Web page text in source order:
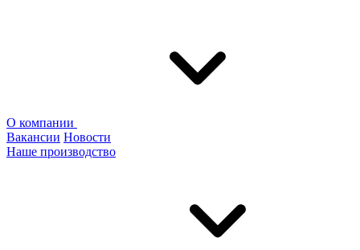
О компании
Вакансии Новости
Наше производство